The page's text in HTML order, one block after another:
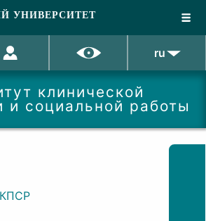
УНИВЕРСИТЕТ
ru
клинической
и социальной работы